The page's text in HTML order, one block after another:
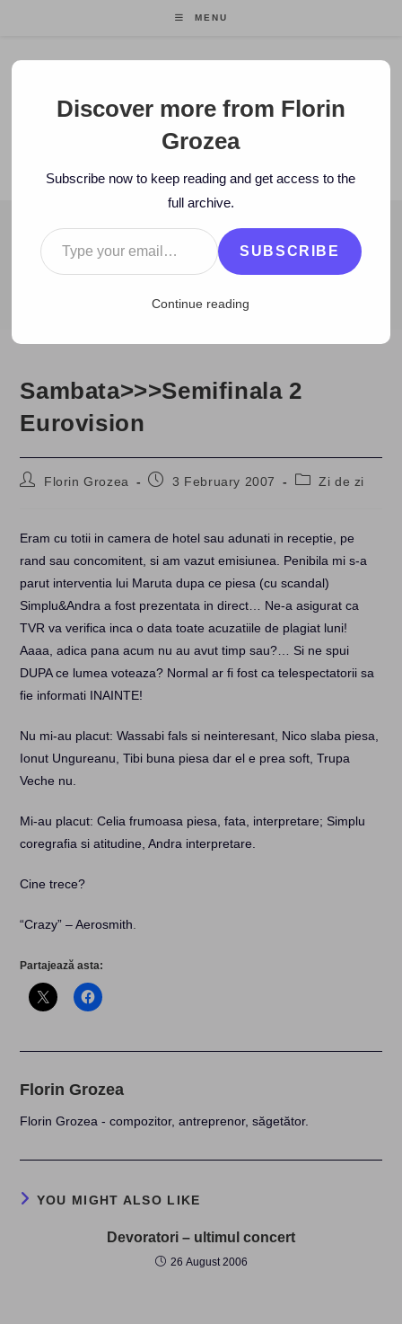
MENU
Florin Grozea
ENTREPRENEUR. FOUNDER/CEO MOCAPP.
BLOG
2007 > February > 3 > Zi de zi Sambata>>>Semifinala 2
Sambata>>>Semifinala 2
Eurovision
PostFlorin Grozea
Post3 February 2007
PostZi de zi
Eram cu totii in camera de hotel sau adunati in receptie, pe
rand sau concomitent, si am vazut emisiunea. Penibila mi s-a
parut interventia lui Maruta dupa ce piesa (cu scandal)
Simplu&Andra a fost prezentata in direct… Ne-a asigurat ca
TVR va verifica inca o data toate acuzatiile de plagiat luni!
Aaaa, adica pana acum nu au avut timp sau?… Si ne spui
DUPA ce lumea voteaza? Normal ar fi fost ca telespectatorii sa
fie informati INAINTE!
Nu mi-au placut: Wassabi fals si neinteresant, Nico slaba piesa,
Ionut Ungureanu, Tibi buna piesa dar el e prea soft, Trupa
Veche nu.
Mi-au placut: Celia frumoasa piesa, fata, interpretare; Simplu
coregrafia si atitudine, Andra interpretare.
Cine trece?
“Crazy” – Aerosmith
Partajează asta:
Florin Grozea
Florin Grozea - compozitor, antreprenor, săgetător.
YOU MIGHT ALSO LIKE
Devoratori – ultimul concert
26 August 2006
Discover more from Florin
Grozea
Subscribe now to keep reading and get access to the
full archive.
Type your email…
SUBSCRIBE
Continue reading